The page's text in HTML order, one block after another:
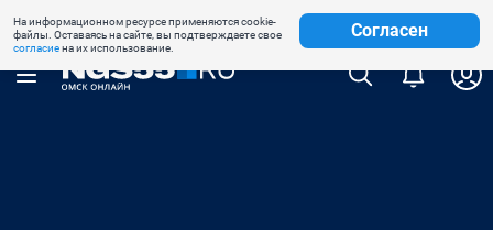
Недвижимость Знакомства Погода Форумы
На информационном ресурсе применяются cookie-
файлы. Оставаясь на сайте, вы подтверждаете свое
согласиена их использование.
Согласен